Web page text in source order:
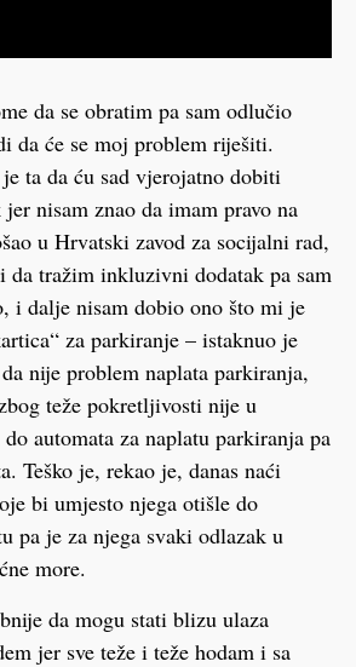
da se obratim pa sam odlučio
da će se moj problem riješiti.
ta da ću sad vjerojatno dobiti
nisam znao da imam pravo na
u Hrvatski zavod za socijalni rad,
tražim inkluzivni dodatak pa sam
i dalje nisam dobio ono što mi je
za parkiranje – istaknuo je
nije problem naplata parkiranja,
teže pokretljivosti nije u
automata za naplatu parkiranja pa
Teško je, rekao je, danas naći
bi umjesto njega otišle do
pa je za njega svaki odlazak u
more.
da mogu stati blizu ulaza
jer sve teže i teže hodam i sa